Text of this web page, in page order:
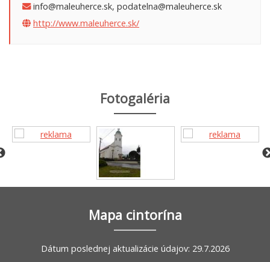
info@maleuherce.sk, podatelna@maleuherce.sk
http://www.maleuherce.sk/
Fotogaléria
Mapa cintorína
Dátum poslednej aktualizácie údajov: 29.7.2026